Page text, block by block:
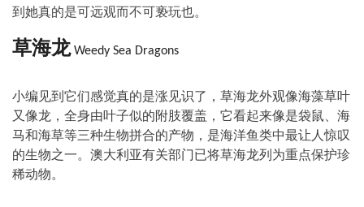
到她真的是可远观而不可亵玩也。
草海龙Weedy Sea Dragons
小编见到它们感觉真的是涨见识了，草海龙外观像海藻草叶
又像龙，全身由叶子似的附肢覆盖，它看起来像是袋鼠、海
马和海草等三种生物拼合的产物，是海洋鱼类中最让人惊叹
的生物之一。澳大利亚有关部门已将草海龙列为重点保护珍
稀动物。